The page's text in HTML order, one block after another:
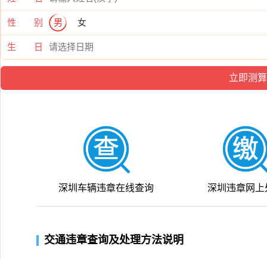
性 别 男 女
生 日
深圳车辆违章在线查询 深圳违章网上
交通违章查询及处理方法说明